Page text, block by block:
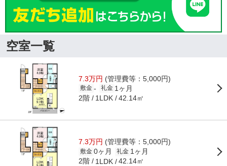
空室一覧
7.3万円 (管理費等：5,000円)
敷金 - 礼金 1ヶ月
2階 1LDK 42.14㎡
7.3万円 (管理費等：5,000円)
敷金 0ヶ月 礼金 1ヶ月
2階 1LDK 42.14㎡